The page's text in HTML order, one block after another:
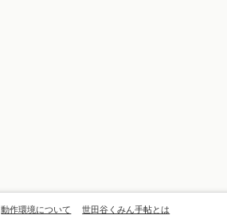
動作環境について 世田谷くみん手帖とは